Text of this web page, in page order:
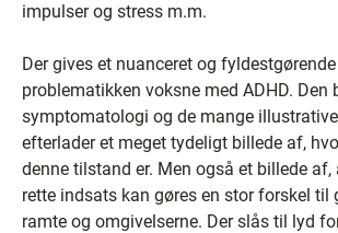
impulser og stress m.m.
Der gives et nuanceret og
problematikken voksne med ADHD. Den
symptomatologi og de mange
efterlader et meget tydeligt billede af,
denne tilstand er. Men også et billede af,
rette indsats kan gøres en stor forskel til
ramte og omgivelserne. Der slås til lyd